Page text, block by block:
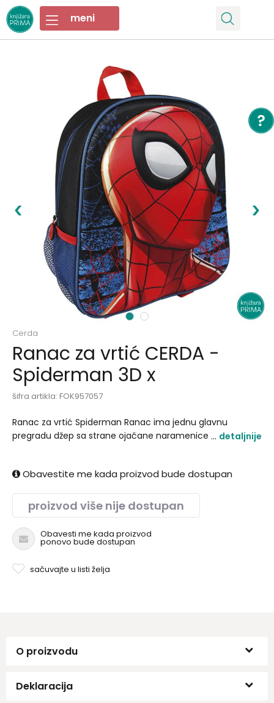
1 2
Cerda
Ranac za vrtić CERDA -
Spiderman 3D x
šifra artikla: FOK957057
Ranac za vrtić Spiderman Ranac ima jednu glavnu
pregradu džep sa strane ojačane naramenice i ručku za
detaljnije
Obavestite me kada proizvod bude dostupan
proizvod više nije dostupan
Obavesti me kada proizvod
ponovo bude dostupan
sačuvajte u listi želja
O proizvodu
Deklaracija